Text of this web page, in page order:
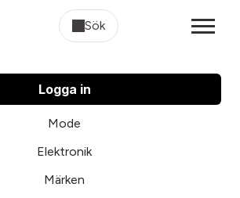
Sök
Logga in
Mode
Elektronik
Märken